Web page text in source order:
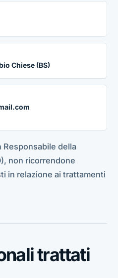
Chiese (BS)
della
non ricorrendone
in relazione ai trattamenti
trattati